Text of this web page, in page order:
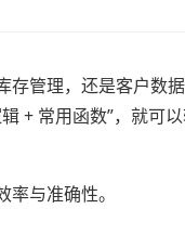
存管理，还是客户数
+ 常用函数”，就可
与准确性。